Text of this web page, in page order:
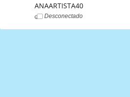
ANAARTISTA40
Desconectado